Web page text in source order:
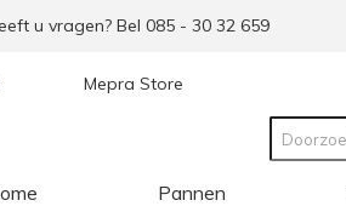
u vragen? Bel 085 - 30 32 659
Pannen